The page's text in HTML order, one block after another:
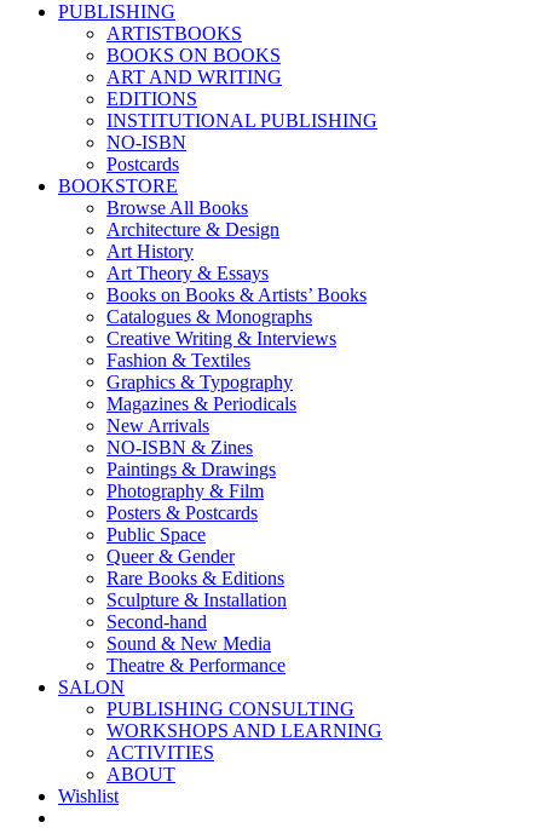
PUBLISHING
ARTISTBOOKS
BOOKS ON BOOKS
ART AND WRITING
EDITIONS
INSTITUTIONAL PUBLISHING
NO-ISBN
Postcards
BOOKSTORE
Browse All Books
Architecture & Design
Art History
Art Theory & Essays
Books on Books & Artists’ Books
Catalogues & Monographs
Creative Writing & Interviews
Fashion & Textiles
Graphics & Typography
Magazines & Periodicals
New Arrivals
NO-ISBN & Zines
Paintings & Drawings
Photography & Film
Posters & Postcards
Public Space
Queer & Gender
Rare Books & Editions
Sculpture & Installation
Second-hand
Sound & New Media
Theatre & Performance
SALON
PUBLISHING CONSULTING
WORKSHOPS AND LEARNING
ACTIVITIES
ABOUT
Wishlist